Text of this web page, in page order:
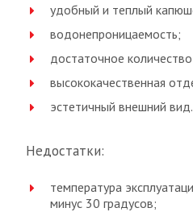
удобный и теплый
водонепроницаемость;
достаточное
высококачественная
эстетичный внешний вид.
Недостатки:
температура
минус 30 градусов;